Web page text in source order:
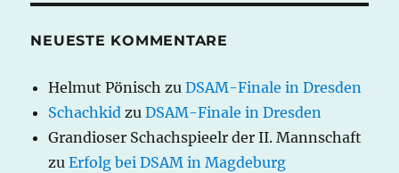
NEUESTE KOMMENTARE
Helmut Pönisch zuDSAM-Finale in Dresden
Schachkid zuDSAM-Finale in Dresden
Grandioser Schachspieelr der II. Mannschaft
zuErfolg bei DSAM in Magdeburg